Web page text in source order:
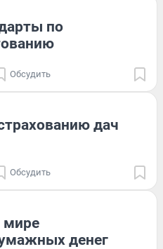
по
Обсудить
дач
Обсудить
мире
денег